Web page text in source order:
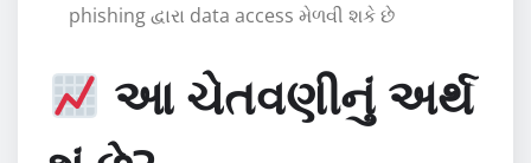
phishing દ્વારા data access મેળવી શકે છે
આ ચેતવણીનું અર્થ